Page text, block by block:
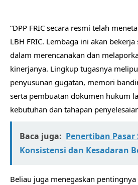
“DPP FRIC secara resmi telah
LBH FRIC. Lembaga ini akan
dalam merencanakan dan
kinerjanya. Lingkup tugasnya
penyusunan gugatan, memori
serta pembuatan dokumen hukum
kebutuhan dan tahapan
Baca juga: Penertiban
Konsistensi dan Kesadaran
Beliau juga menegaskan